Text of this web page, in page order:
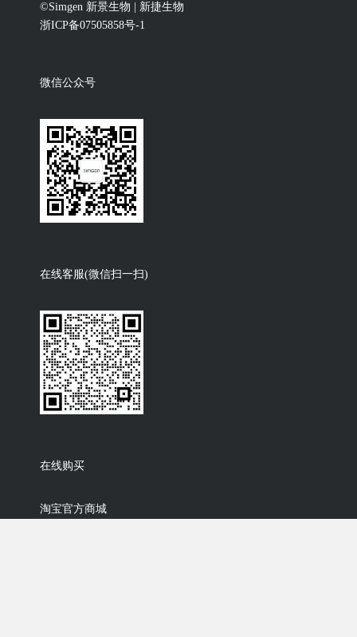
©Simgen 新景生物 | 新捷生物
浙ICP备07505858号-1
微信公众号
在线客服(微信扫一扫)
在线购买
淘宝官方商城